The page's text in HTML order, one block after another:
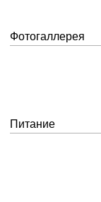
Фотогаллерея
Питание